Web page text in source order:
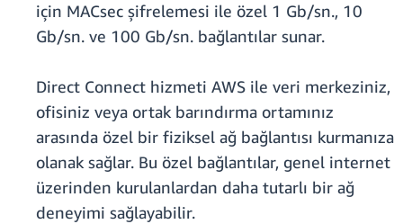
için MACsec şifrelemesi ile özel 1 Gb/sn., 10
Gb/sn. ve 100 Gb/sn. bağlantılar sunar.
Direct Connect hizmeti AWS ile veri merkeziniz,
ofisiniz veya ortak barındırma ortamınız
arasında özel bir fiziksel ağ bağlantısı kurmanıza
olanak sağlar. Bu özel bağlantılar, genel internet
üzerinden kurulanlardan daha tutarlı bir ağ
deneyimi sağlayabilir.